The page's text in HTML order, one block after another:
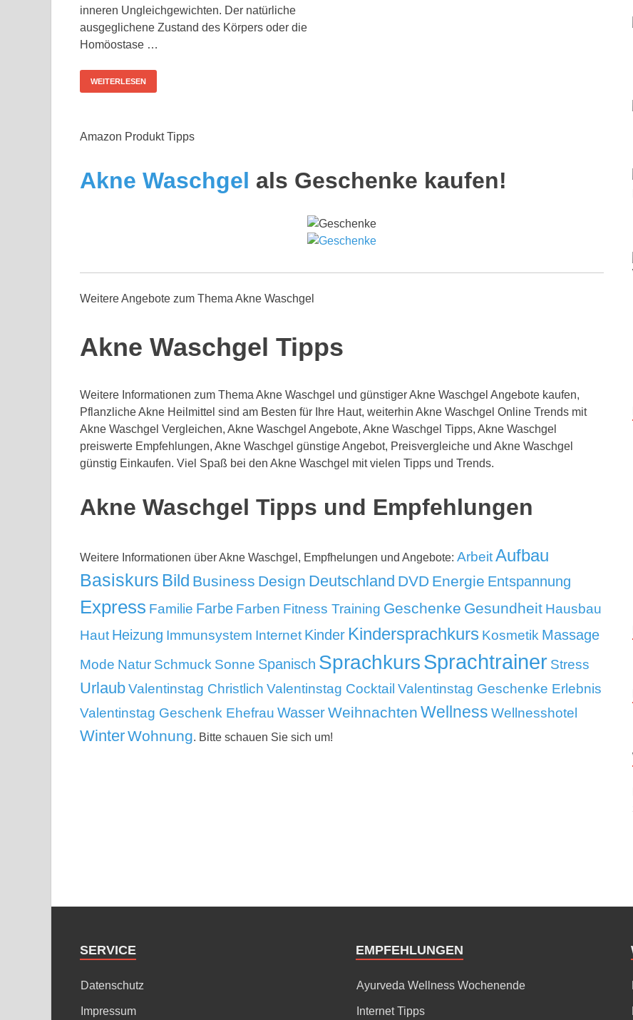
inneren Ungleichgewichten. Der natürliche
ausgeglichene Zustand des Körpers oder die
Homöostase …
WEITERLESEN
Amazon Produkt Tipps
Akne Waschgel als Geschenke kaufen!
Weitere Angebote zum Thema Akne Waschgel
Akne Waschgel Tipps
Weitere Informationen zum Thema Akne Waschgel und günstiger Akne Waschgel Angebote kaufen,
Pflanzliche Akne Heilmittel sind am Besten für Ihre Haut, weiterhin Akne Waschgel Online Trends mit
Akne Waschgel Vergleichen, Akne Waschgel Angebote, Akne Waschgel Tipps, Akne Waschgel
preiswerte Empfehlungen, Akne Waschgel günstige Angebot, Preisvergleiche und Akne Waschgel
günstig Einkaufen. Viel Spaß bei den Akne Waschgel mit vielen Tipps und Trends.
Akne Waschgel Tipps und Empfehlungen
Weitere Informationen über Akne Waschgel, Empfhelungen und Angebote: ArbeitAufbau
Basiskurs Bild Business Design Deutschland DVD Energie Entspannung
Express Familie Farbe Farben Fitness Training Geschenke Gesundheit Hausbau
Haut Heizung Immunsystem Internet Kinder Kindersprachkurs Kosmetik Massage
Mode Natur Schmuck Sonne Spanisch SprachkursSprachtrainer Stress
UrlaubValentinstag Christlich Valentinstag Cocktail Valentinstag Geschenke Erlebnis
Valentinstag Geschenk Ehefrau WasserWeihnachten Wellness Wellnesshotel
WinterWohnung. Bitte schauen Sie sich um!
SERVICE
Datenschutz
Impressum
EMPFEHLUNGEN
Ayurveda Wellness Wochenende
Internet Tipps